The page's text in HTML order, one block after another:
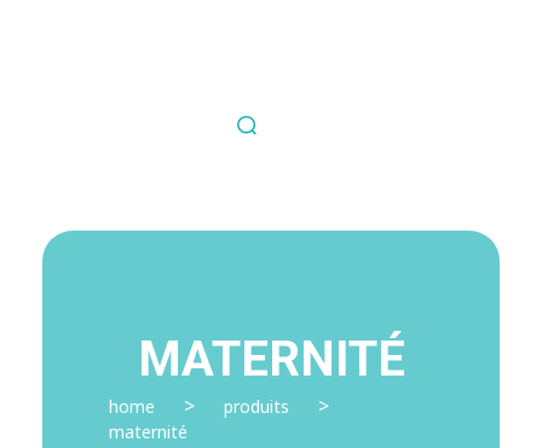
home > produits >
maternité
MATERNITÉ